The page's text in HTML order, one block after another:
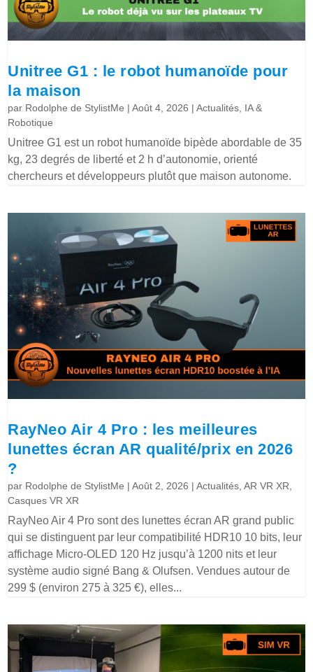
Unitree G1 : le robot humanoïde pour
la maison
par Rodolphe de StylistMe |Août 4, 2026 |Actualités, IA &
Robotique
Unitree G1 est un robot humanoïde bipède abordable de 35
kg, 23 degrés de liberté et 2 h d’autonomie, orienté
chercheurs et développeurs plutôt que maison autonome.
RayNeo Air 4 Pro : les meilleures
lunettes écran AR qualité/prix en 2026
?
par Rodolphe de StylistMe |Août 2, 2026 |Actualités,AR VR XR,
Casques VR XR
RayNeo Air 4 Pro sont des lunettes écran AR grand public
qui se distinguent par leur compatibilité HDR10 10 bits, leur
affichage Micro-OLED 120 Hz jusqu’à 1200 nits et leur
système audio signé Bang & Olufsen. Vendues autour de
299 $ (environ 275 à 325 €), elles...